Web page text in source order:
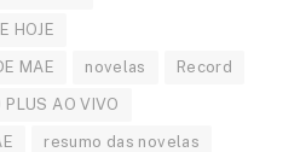
HOJE
MAE novelas Record
PLUS AO VIVO
resumo das novelas